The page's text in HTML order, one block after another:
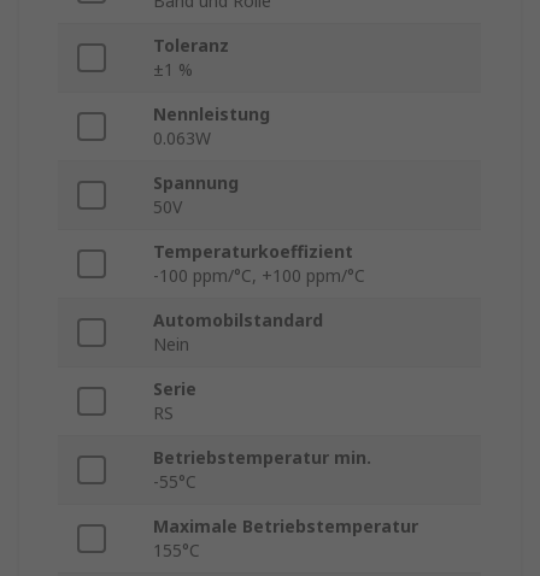
Toleranz
±1 %
Nennleistung
0.063W
Spannung
50V
Temperaturkoeffizient
-100 ppm/°C, +100 ppm/°C
Automobilstandard
Nein
Serie
RS
Betriebstemperatur min.
-55°C
Maximale Betriebstemperatur
155°C